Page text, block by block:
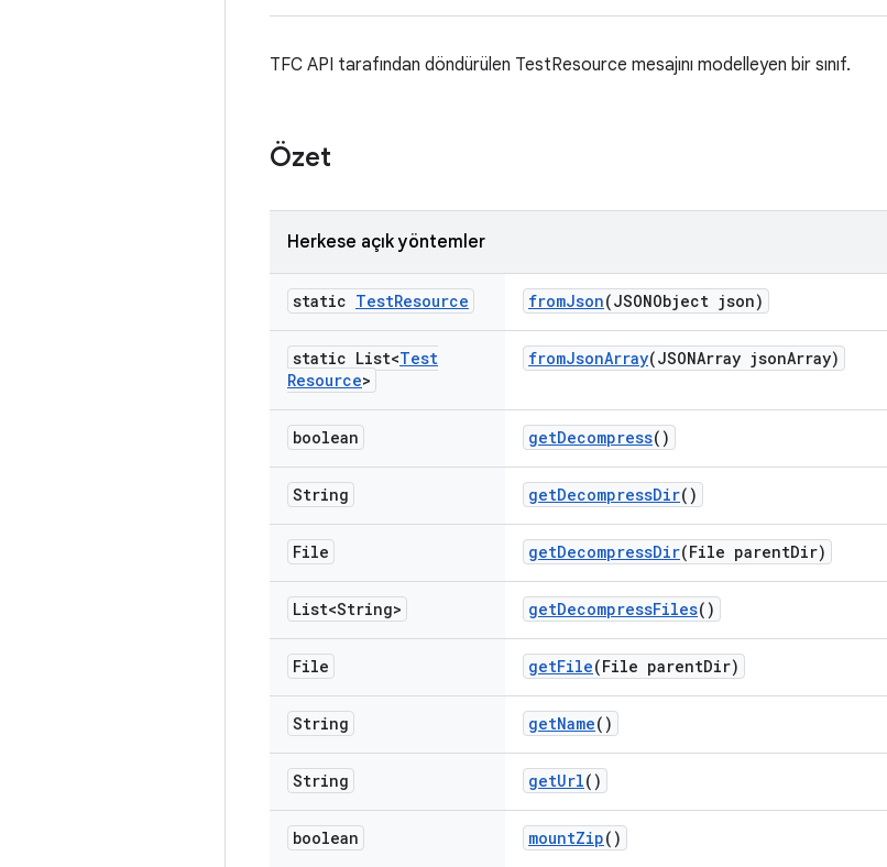
TFC API tarafından döndürülen TestResource mesajını modelleyen bir sınıf.
Özet
Herkese açık yöntemler
static TestResource fromJson(JSONObject json)
static List<Test
Resource>
fromJsonArray(JSONArray jsonArray)
boolean getDecompress()
String getDecompressDir()
File getDecompressDir(File parentDir)
List<String> getDecompressFiles()
File getFile(File parentDir)
String getName()
String getUrl()
boolean mountZip()